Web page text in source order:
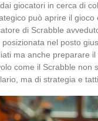
giocatori in cerca di
può aprire il gioco
di Scrabble
nel posto
ma anche preparare
come il Scrabble non
ma di strategia e